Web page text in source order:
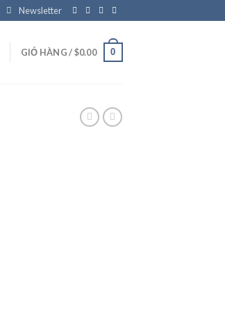
Newsletter
GIỎ HÀNG /$0.00 0